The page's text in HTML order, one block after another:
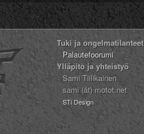
Tuki ja ongelmatilanteet
Palautefoorumi
Ylläpito ja yhteistyö
Sami Tiilikainen
sami (ät) motot.net
STi Design